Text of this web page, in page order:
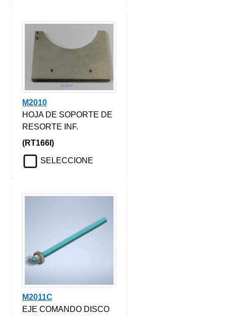
M2010
HOJA DE SOPORTE DE
RESORTE INF.
(RT166I)
SELECCIONE
M2011C
EJE COMANDO DISCO